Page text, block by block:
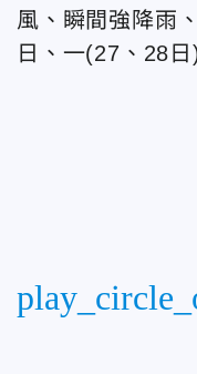
風、瞬間強降雨
日、一(27、28